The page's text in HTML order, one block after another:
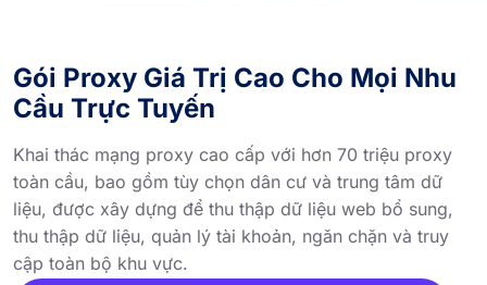
Gói Proxy Giá Trị Cao Cho Mọi Nhu
Cầu Trực Tuyến
Khai thác mạng proxy cao cấp với hơn 70 triệu proxy
toàn cầu, bao gồm tùy chọn dân cư và trung tâm dữ
liệu, được xây dựng để thu thập dữ liệu web bổ sung,
thu thập dữ liệu, quản lý tài khoản, ngăn chặn và truy
cập toàn bộ khu vực.